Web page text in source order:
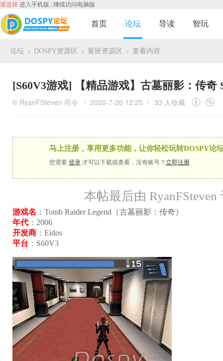
请选择 进入手机版 继续访问电脑版
首页 论坛 导读 智玩
论坛 DOSPY资源区 塞班资源区 查看内容
[S60V3游戏] 【精品游戏】古墓丽影：传奇
© RyanFSteven 司令 / 2020-7-26 12:25 / 33 人收藏
马上注册，享用更多功能，让你轻松玩转DOSPY论
您需要 登录 才可以下载或查看，没有账号？ 立即注册
本帖最后由 RyanFSteven
游戏名 ：Tomb Raider Legend（古墓丽影：传奇）
年代 ：2006
开发商 ：Eidos
平台 ：S60V3